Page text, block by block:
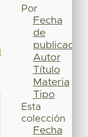
Por
Fecha
de
publicación
Autor
Título
Materia
Tipo
Esta
colección
Fecha